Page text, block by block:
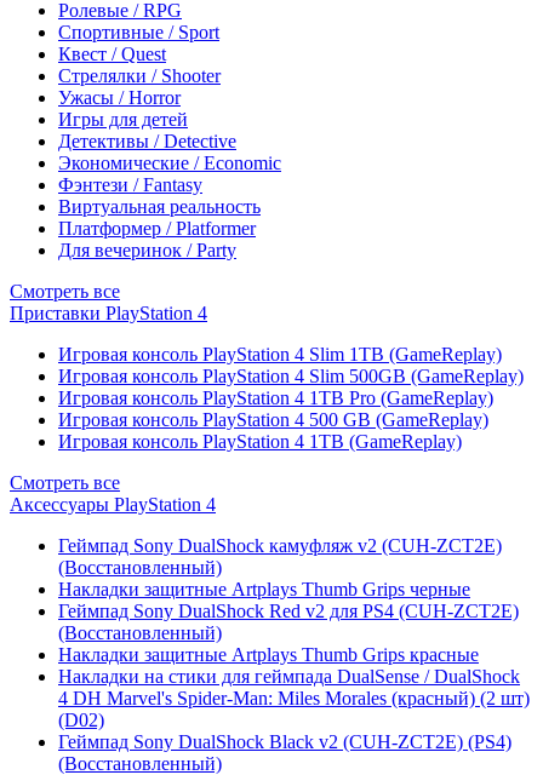
Ролевые / RPG
Спортивные / Sport
Квест / Quest
Стрелялки / Shooter
Ужасы / Horror
Игры для детей
Детективы / Detective
Экономические / Economic
Фэнтези / Fantasy
Виртуальная реальность
Платформер / Platformer
Для вечеринок / Party
Смотреть все
Приставки PlayStation 4
Игровая консоль PlayStation 4 Slim 1TB (GameReplay)
Игровая консоль PlayStation 4 Slim 500GB (GameReplay)
Игровая консоль PlayStation 4 1TB Pro (GameReplay)
Игровая консоль PlayStation 4 500 GB (GameReplay)
Игровая консоль PlayStation 4 1TB (GameReplay)
Смотреть все
Аксессуары PlayStation 4
Геймпад Sony DualShock камуфляж v2 (CUH-ZCT2E)
(Восстановленный)
Накладки защитные Artplays Thumb Grips черные
Геймпад Sony DualShock Red v2 для PS4 (CUH-ZCT2E)
(Восстановленный)
Накладки защитные Artplays Thumb Grips красные
Накладки на стики для геймпада DualSense / DualShock
4 DH Marvel's Spider-Man: Miles Morales (красный) (2 шт)
(D02)
Геймпад Sony DualShock Black v2 (CUH-ZCT2E) (PS4)
(Восстановленный)